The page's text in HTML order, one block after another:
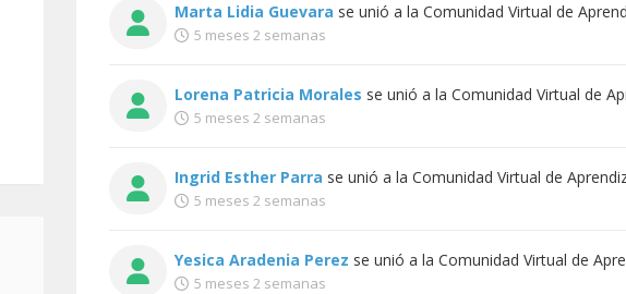
Marta Lidia Guevara se unió a la Comunidad Virtual de
5 meses 2 semanas
Lorena Patricia Morales se unió a la Comunidad Virtual de
5 meses 2 semanas
Ingrid Esther Parra se unió a la Comunidad Virtual de
5 meses 2 semanas
Yesica Aradenia Perez se unió a la Comunidad Virtual de
5 meses 2 semanas